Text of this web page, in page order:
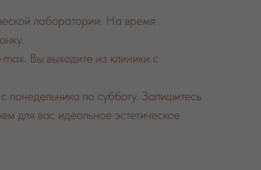
лаборатории. На время
Вы выходите из клиники с
по субботу. Запишитесь
для вас идеальное эстетическое